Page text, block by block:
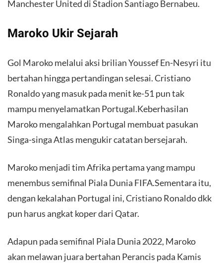
Manchester United di Stadion Santiago Bernabeu.
Maroko Ukir Sejarah
Gol Maroko melalui aksi brilian Youssef En-Nesyri itu
bertahan hingga pertandingan selesai. Cristiano
Ronaldo yang masuk pada menit ke-51 pun tak
mampu menyelamatkan Portugal.Keberhasilan
Maroko mengalahkan Portugal membuat pasukan
Singa-singa Atlas mengukir catatan bersejarah.
Maroko menjadi tim Afrika pertama yang mampu
menembus semifinal Piala Dunia FIFA.Sementara itu,
dengan kekalahan Portugal ini, Cristiano Ronaldo dkk
pun harus angkat koper dari Qatar.
Adapun pada semifinal Piala Dunia 2022, Maroko
akan melawan juara bertahan Perancis pada Kamis